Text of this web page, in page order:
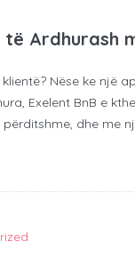
Ardhurash
Nëse ke një
Exelent BnB e
dhe me